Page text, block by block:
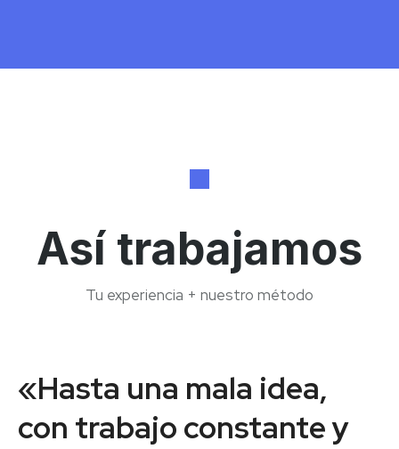
Así trabajamos
Tu experiencia + nuestro método
«Hasta una mala idea,
con trabajo constante y